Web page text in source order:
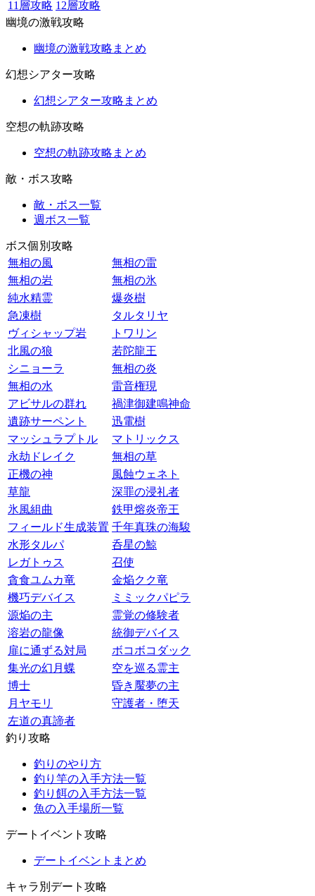
11層攻略 12層攻略
幽境の激戦攻略
幽境の激戦攻略まとめ
幻想シアター攻略
幻想シアター攻略まとめ
空想の軌跡攻略
空想の軌跡攻略まとめ
敵・ボス攻略
敵・ボス一覧
週ボス一覧
ボス個別攻略
無相の風
無相の雷
無相の岩
無相の氷
純水精霊
爆炎樹
急凍樹
タルタリヤ
ヴィシャップ岩
トワリン
北風の狼
若陀龍王
シニョーラ
無相の炎
無相の水
雷音権現
アビサルの群れ
禍津御建鳴神命
遺跡サーペント
迅電樹
マッシュラプトル
マトリックス
永劫ドレイク
無相の草
正機の神
風蝕ウェネト
草龍
深罪の浸礼者
氷風組曲
鉄甲熔炎帝王
フィールド生成装置 千年真珠の海駿
水形タルパ
呑星の鯨
レガトゥス
召使
貪食ユムカ竜
金焔クク竜
機巧デバイス
ミミックパピラ
源焔の主
霊覚の修験者
溶岩の龍像
統御デバイス
扉に通ずる対局
ボコボコダック
集光の幻月蝶
空を巡る霊主
博士
昏き魘夢の主
月ヤモリ
守護者・堕天
左道の真諦者
釣り攻略
釣りのやり方
釣り竿の入手方法一覧
釣り餌の入手方法一覧
魚の入手場所一覧
デートイベント攻略
デートイベントまとめ
キャラ別デート攻略